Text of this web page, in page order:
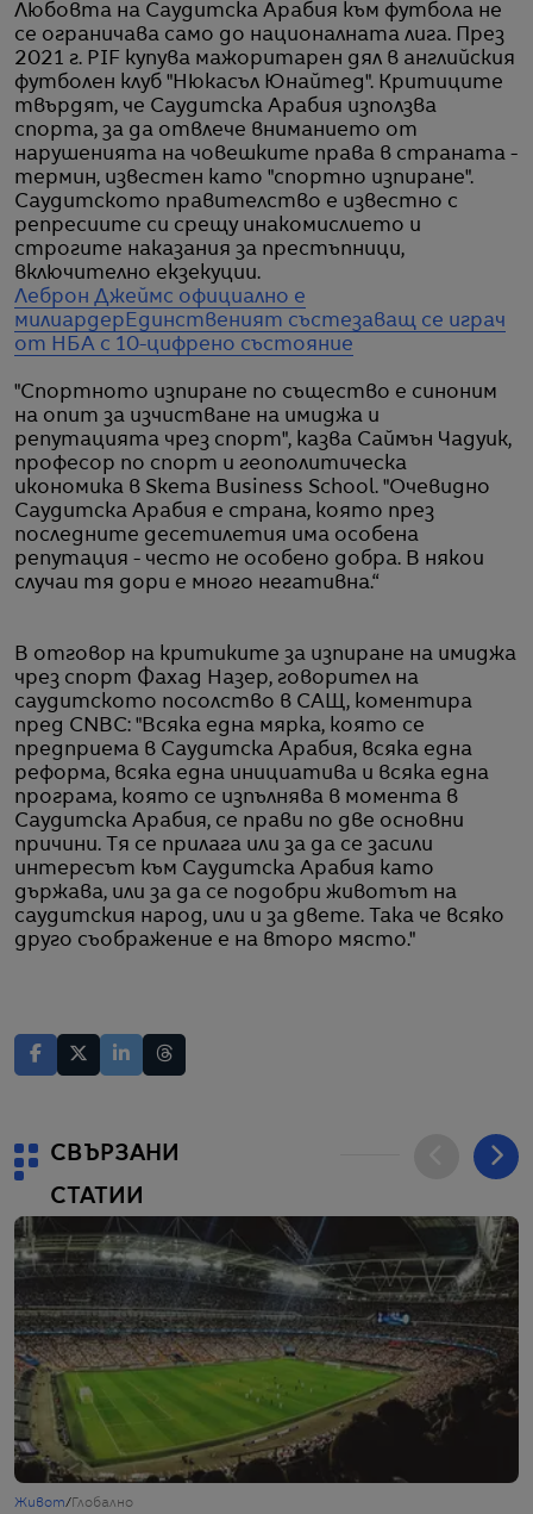
Любовта на Саудитска Арабия към футбола не
се ограничава само до националната лига. През
2021 г. PIF купува мажоритарен дял в английския
футболен клуб "Нюкасъл Юнайтед". Критиците
твърдят, че Саудитска Арабия използва
спорта, за да отвлече вниманието от
нарушенията на човешките права в страната -
термин, известен като "спортно изпиране".
Саудитското правителство е известно с
репресиите си срещу инакомислието и
строгите наказания за престъпници,
включително екзекуции.
Леброн Джеймс официално е
милиардер Единственият състезаващ се играч
от НБА с 10-цифрено състояние
"Спортното изпиране по същество е синоним
на опит за изчистване на имиджа и
репутацията чрез спорт", казва Саймън Чадуик,
професор по спорт и геополитическа
икономика в Skema Business School. "Очевидно
Саудитска Арабия е страна, която през
последните десетилетия има особена
репутация - често не особено добра. В някои
случаи тя дори е много негативна.“
В отговор на критиките за изпиране на имиджа
чрез спорт Фахад Назер, говорител на
саудитското посолство в САЩ, коментира
пред CNBC: "Всяка една мярка, която се
предприема в Саудитска Арабия, всяка една
реформа, всяка една инициатива и всяка една
програма, която се изпълнява в момента в
Саудитска Арабия, се прави по две основни
причини. Тя се прилага или за да се засили
интересът към Саудитска Арабия като
държава, или за да се подобри животът на
саудитския народ, или и за двете. Така че всяко
друго съображение е на второ място."
СВЪРЗАНИ
СТАТИИ
Живот/ Глобално